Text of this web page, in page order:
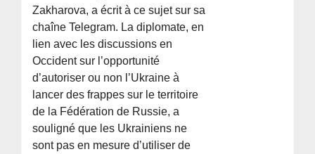
Zakharova, a écrit à ce sujet sur sa
chaîne Telegram. La diplomate, en
lien avec les discussions en
Occident sur l’opportunité
d’autoriser ou non l’Ukraine à
lancer des frappes sur le territoire
de la Fédération de Russie, a
souligné que les Ukrainiens ne
sont pas en mesure d’utiliser de